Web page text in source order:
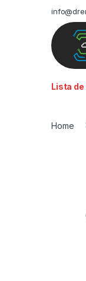
Lista
Home